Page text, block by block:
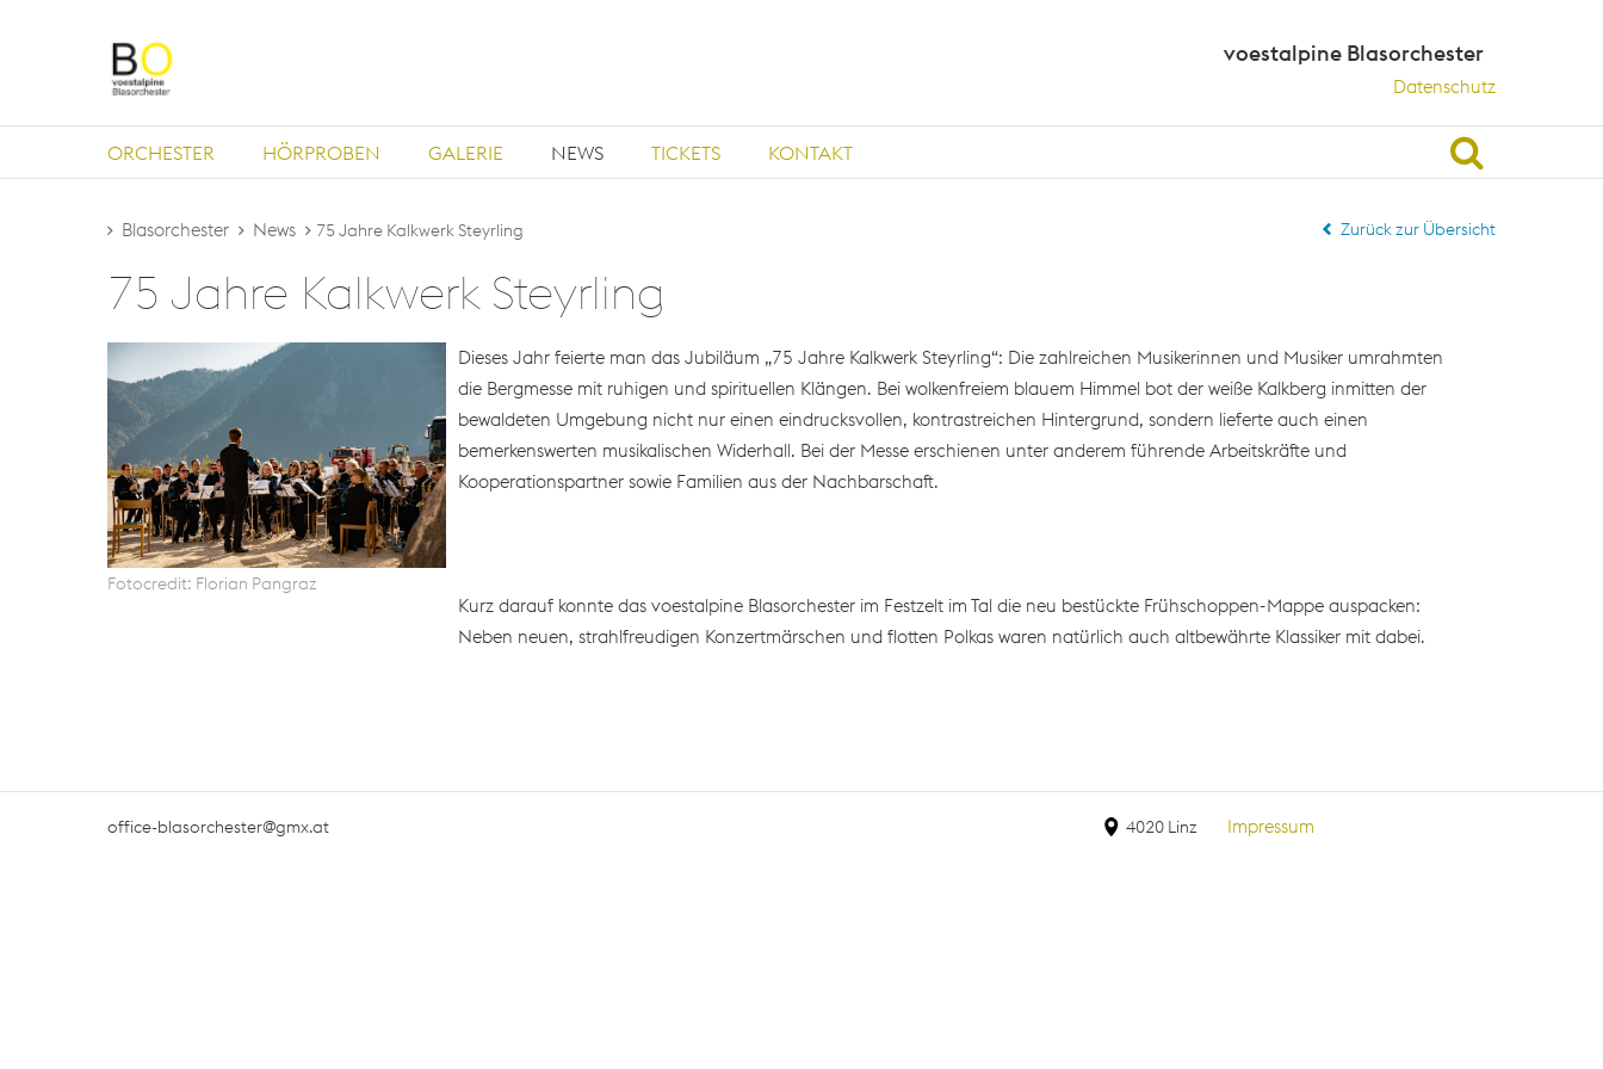
voestalpine Blasorchester
Datenschutz
ORCHESTER HÖRPROBEN GALERIE NEWS TICKETS KONTAKT Suche
Blasorchester News 75 Jahre Kalkwerk Steyrling Zurück zur Übersicht
75 Jahre Kalkwerk Steyrling
Fotocredit: Florian Pangraz
Dieses Jahr feierte man das Jubiläum „75 Jahre Kalkwerk Steyrling“: Die zahlreichen Musikerinnen und Musiker umrahmten
die Bergmesse mit ruhigen und spirituellen Klängen. Bei wolkenfreiem blauem Himmel bot der weiße Kalkberg inmitten der
bewaldeten Umgebung nicht nur einen eindrucksvollen, kontrastreichen Hintergrund, sondern lieferte auch einen
bemerkenswerten musikalischen Widerhall. Bei der Messe erschienen unter anderem führende Arbeitskräfte und
Kooperationspartner sowie Familien aus der Nachbarschaft.
Kurz darauf konnte das voestalpine Blasorchester im Festzelt im Tal die neu bestückte Frühschoppen-Mappe auspacken:
Neben neuen, strahlfreudigen Konzertmärschen und flotten Polkas waren natürlich auch altbewährte Klassiker mit dabei.
office-blasorchester@gmx.at 4020 Linz Impressum